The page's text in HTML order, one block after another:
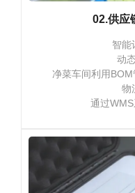
02.供应
智能
动
净菜车间利用
物
通过